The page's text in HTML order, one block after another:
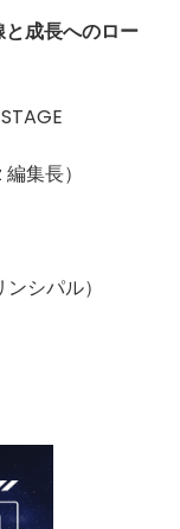
成長へのロー
集長）
シパル）